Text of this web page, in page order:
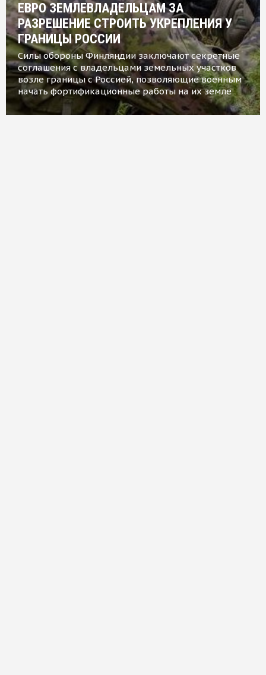
ЕВРО ЗЕМЛЕВЛАДЕЛЬЦАМ ЗА
РАЗРЕШЕНИЕ СТРОИТЬ УКРЕПЛЕНИЯ У
ГРАНИЦЫ РОССИИ
Силы обороны Финляндии заключают секретные
соглашения с владельцами земельных участков
возле границы с Россией, позволяющие военным
начать фортификационные работы на их земле